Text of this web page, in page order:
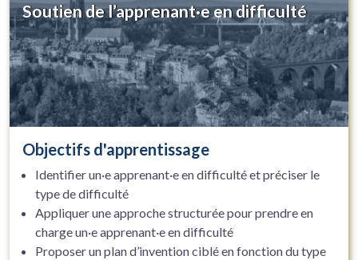
Soutien de l’apprenant·e en difficulté
Objectifs d'apprentissage
Identifier un·e apprenant·e en difficulté et préciser le
type de difficulté
Appliquer une approche structurée pour prendre en
charge un·e apprenant·e en difficulté
Proposer un plan d’invention ciblé en fonction du type